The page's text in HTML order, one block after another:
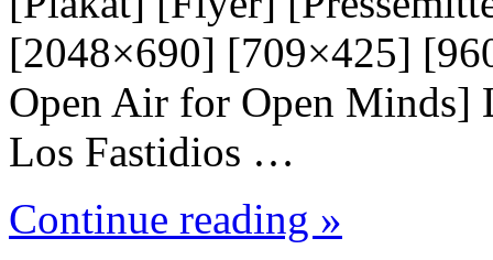
[2048×690] [709×425]
Open Air for Open Minds]
Los Fastidios …
Continue reading »